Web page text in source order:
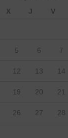
X J V
5 6 7
12 13 14
19 20 21
26 27 28